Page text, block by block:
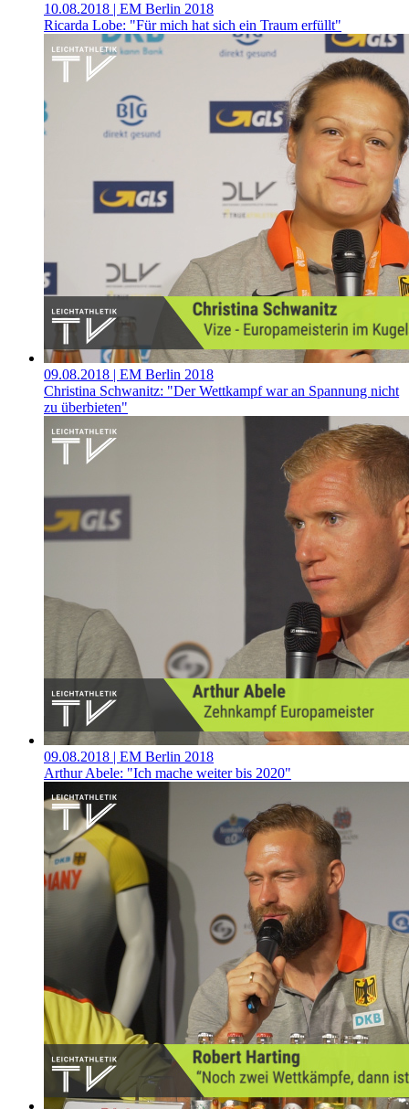
10.08.2018 | EM Berlin 2018
Ricarda Lobe: "Für mich hat sich ein Traum erfüllt"
09.08.2018 | EM Berlin 2018
Christina Schwanitz: "Der Wettkampf war an Spannung nicht
zu überbieten"
09.08.2018 | EM Berlin 2018
Arthur Abele: "Ich mache weiter bis 2020"